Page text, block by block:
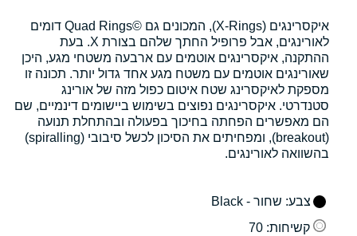
איקסרינגים (X-Rings), המכונים גם Quad Rings©‎ דומים
לאורינגים, אבל פרופיל החתך שלהם בצורת X. בעת
ההתקנה, איקסרינגים אוטמים עם ארבעה משטחי מגע, היכן
שאורינגים אוטמים עם משטח מגע אחד גדול יותר. תכונה זו
מספקת לאיקסרינג שטח איטום כפול מזה של אורינג
סטנדרטי. איקסרינגים נפוצים בשימוש ביישומים דינמיים, שם
הם מאפשרים הפחתה בחיכוך בפעולה ובהתחלת תנועה
(breakout), ומפחיתים את הסיכון לכשל סיבובי (spiralling)
בהשוואה לאורינגים.
צבע: שחור - Black
קשיחות: 70